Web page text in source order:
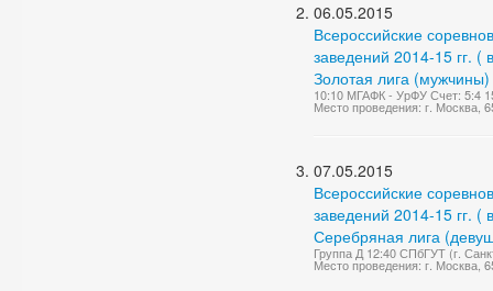
06.05.2015
Всероссийские
заведений 2014-15 гг.
Золотая лига (мужчины)
10:10 МГАФК - УрФУ Счет: 5:4
Место проведения: г. Москва,
07.05.2015
Всероссийские
заведений 2014-15 гг.
Серебряная лига
Группа Д 12:40 СПбГУТ (г.
Место проведения: г. Москва,